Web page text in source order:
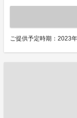
ご提供予定時期：2023